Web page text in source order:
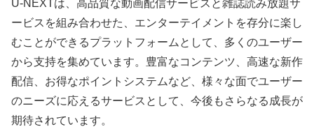
U-NEXTは、高品質な動画配信サービスと雑誌読み放題サ
ービスを組み合わせた、エンターテイメントを存分に楽し
むことができるプラットフォームとして、多くのユーザー
から支持を集めています。豊富なコンテンツ、高速な新作
配信、お得なポイントシステムなど、様々な面でユーザー
のニーズに応えるサービスとして、今後もさらなる成長が
期待されています。